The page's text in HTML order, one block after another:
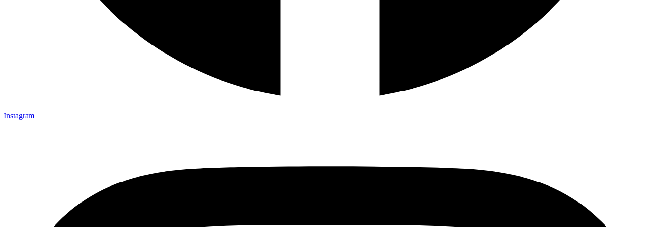
Instagram